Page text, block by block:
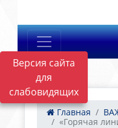
Версия сайта
для
слабовидящих
Главная
«Горячая